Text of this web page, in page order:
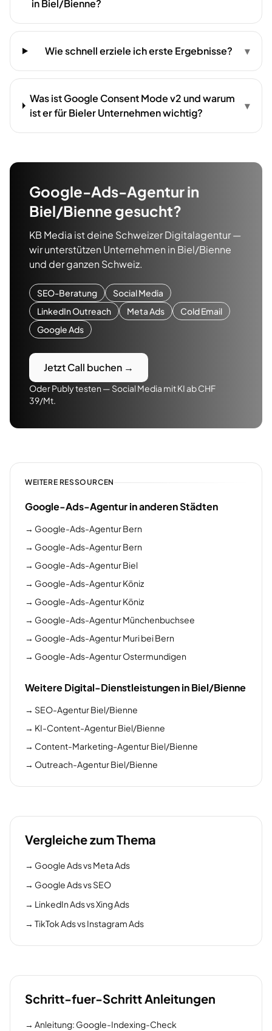
in Biel/Bienne?
Wie schnell erziele ich erste Ergebnisse? ▾
Was ist Google Consent Mode v2 und warum
ist er für Bieler Unternehmen wichtig?
▾
Google-Ads-Agenturin
Biel/Bienne gesucht?
KB Media ist deine Schweizer Digitalagentur —
wir unterstützen Unternehmen in Biel/Bienne
und der ganzen Schweiz.
SEO-Beratung
Social Media
LinkedIn Outreach
Meta Ads
Cold Email
Google Ads
Jetzt Call buchen →
Oder Publy testen — Social Media mit KI ab CHF
39/Mt.
WEITERE RESSOURCEN
Google-Ads-Agentur in anderen Städten
→ Google-Ads-Agentur Bern
→ Google-Ads-Agentur Bern
→ Google-Ads-Agentur Biel
→ Google-Ads-Agentur Köniz
→ Google-Ads-Agentur Köniz
→ Google-Ads-Agentur Münchenbuchsee
→ Google-Ads-Agentur Muri bei Bern
→ Google-Ads-Agentur Ostermundigen
Weitere Digital-Dienstleistungen in Biel/Bienne
→ SEO-Agentur Biel/Bienne
→ KI-Content-Agentur Biel/Bienne
→ Content-Marketing-Agentur Biel/Bienne
→ Outreach-Agentur Biel/Bienne
Vergleiche zum Thema
→ Google Ads vs Meta Ads
→ Google Ads vs SEO
→ LinkedIn Ads vs Xing Ads
→ TikTok Ads vs Instagram Ads
Schritt-fuer-Schritt Anleitungen
→ Anleitung: Google-Indexing-Check